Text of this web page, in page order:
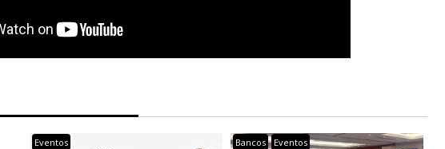
Eventos Bancos Eventos